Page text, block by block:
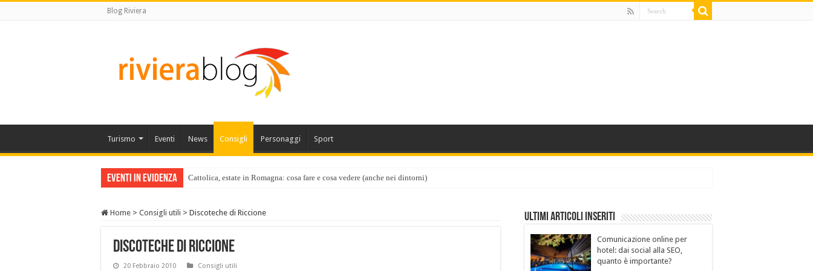
Blog Riviera
Turismo Eventi News Consigli Personaggi Sport
Eventi in Evidenza Cattolica, estate in Romagna: cosa fare e cosa vedere (anche nei dintorni)
Home > Consigli utili > Discoteche di Riccione
Discoteche di Riccione
20 Febbraio 2010 Consigli utili
Ultimi Articoli Inseriti
Comunicazione online per
hotel: dai social alla SEO,
quanto è importante?